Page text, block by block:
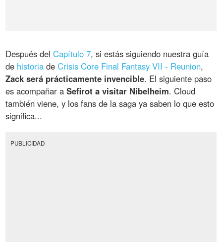
Después delCapítulo 7, si estás siguiendo nuestra guía
de historia deCrisis Core Final Fantasy VII - Reunion,
Zack será prácticamente invencible. El siguiente paso
es acompañar aSefirot a visitar Nibelheim. Cloud
también viene, y los fans de la saga ya saben lo que esto
significa...
PUBLICIDAD